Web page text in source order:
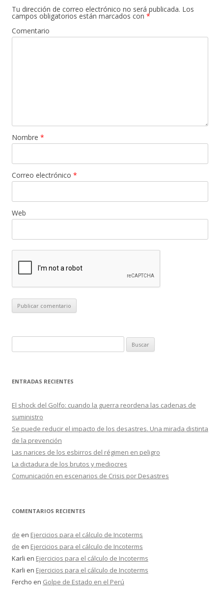
Tu dirección de correo electrónico no será publicada. Los
campos obligatorios están marcados con *
Comentario
Nombre *
Correo electrónico *
Web
u
c
r
ENTRADAS RECIENTES
El shock del Golfo: cuando la guerra reordena las cadenas de
suministro
Se puede reducir el impacto de los desastres. Una mirada distinta
de la prevención
Las narices de los esbirros del régimen en peligro
La dictadura de los brutos y mediocres
Comunicación en escenarios de Crisis por Desastres
COMENTARIOS RECIENTES
de en Ejercicios para el cálculo de Incoterms
de en Ejercicios para el cálculo de Incoterms
Karli en Ejercicios para el cálculo de Incoterms
Karli en Ejercicios para el cálculo de Incoterms
Fercho en Golpe de Estado en el Perú